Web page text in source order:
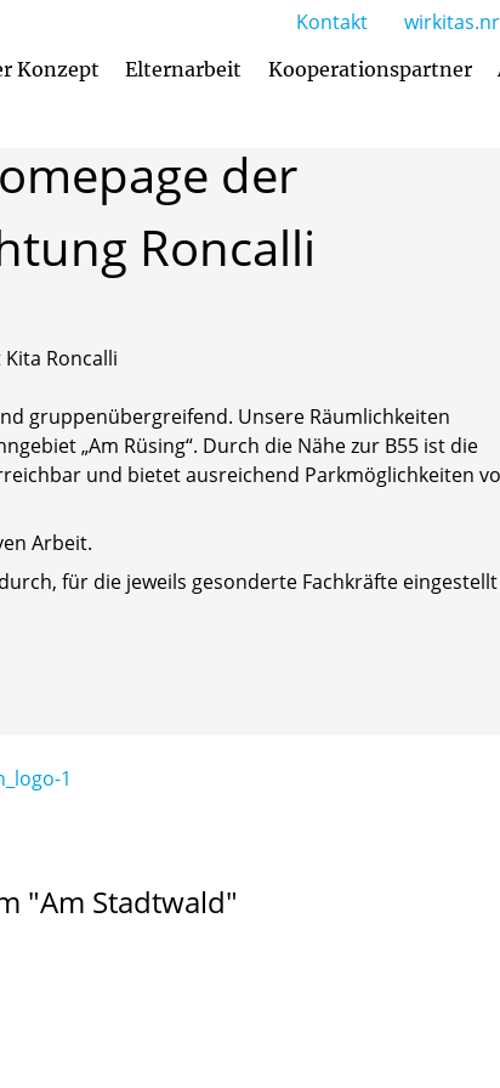
Konzept Elternarbeit Kooperationspartner
Kontakt
der
Roncalli
gruppenübergreifend. Unsere Räumlichkeiten
„Am Rüsing“. Durch die Nähe zur B55 ist die
und bietet ausreichend Parkmöglichkeiten
Arbeit.
für die jeweils gesonderte Fachkräfte eingestellt
"Am Stadtwald"